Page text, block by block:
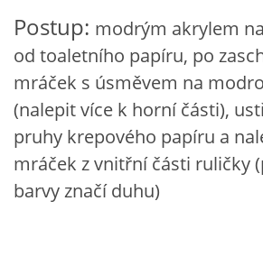
CHARAKTERISTIKA ROČNÍCH OBDOBÍ
HÁDANKY K TÉMATU JARO, LÉTO,
PÍSNĚ K TÉMATU JARO
BÁSNĚ K TÉMATU JARO
Postup: modrým akrylem
od toaletního papíru, po
mráček s úsměvem na
(nalepit více k horní části),
pruhy krepového papíru a
mráček z vnitřní části ruličky
barvy značí duhu)